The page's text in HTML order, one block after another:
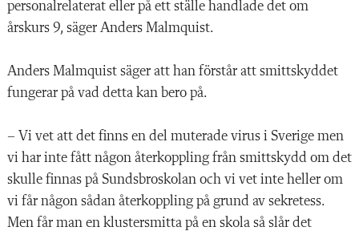
personalrelaterat eller på ett ställe handlade det om
årskurs 9, säger Anders Malmquist.
Anders Malmquist säger att han förstår att smittskyddet
fungerar på vad detta kan bero på.
– Vi vet att det finns en del muterade virus i Sverige men
vi har inte fått någon återkoppling från smittskydd om det
skulle finnas på Sundsbroskolan och vi vet inte heller om
vi får någon sådan återkoppling på grund av sekretess.
Men får man en klustersmitta på en skola så slår det